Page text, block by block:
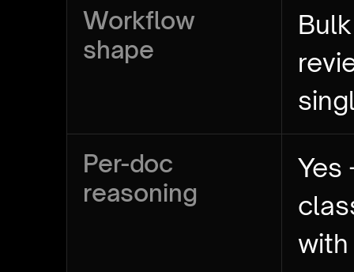
Workflow
shape
Per-doc
reasoning
Yes